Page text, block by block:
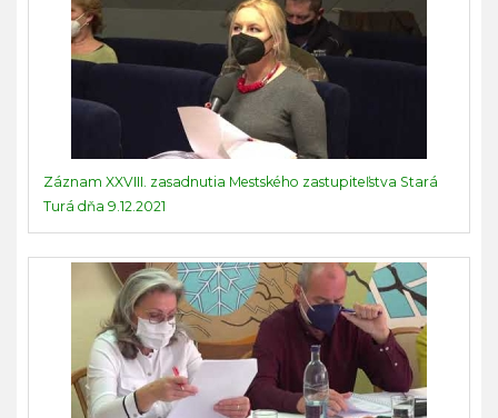
Záznam XXVIII. zasadnutia Mestského zastupiteľstva Stará
Turá dňa 9.12.2021